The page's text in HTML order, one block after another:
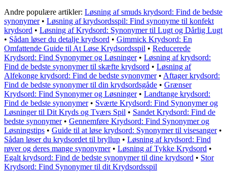
Andre populære artikler: Løsning af smuds krydsord: Find de bedste
synonymer• Løsning af krydsordsspil: Find synonyme til konfekt
krydsord • Løsning af Krydsord: Synonymer til Lugt og Dårlig Lugt
• Sådan løser du detalje krydsord • Gimmick Krydsord: En
Omfattende Guide til At Løse Krydsordsspil • Reducerede
Krydsord: Find Synonymer og Løsninger• Løsning af krydsord:
Find de bedste synonymer til skæfte krydsord • Løsning af
Alfekonge krydsord: Find de bedste synonymer• Aftager krydsord:
Find de bedste synonymer til din krydsordsgåde • Grænser
Krydsord: Find Synonymer og Løsninger• Landtange krydsord:
Find de bedste synonymer• Sværte Krydsord: Find Synonymer og
Løsninger til Dit Kryds og Tværs Spil • Sandet Krydsord: Find de
bedste synonymer• Gennemføre Krydsord: Find Synonymer og
Løsningstips • Guide til at løse krydsord: Synonymer til visesanger•
Sådan løser du krydsordet til bryllup • Løsning af krydsord: Find
røver og deres mange synonymer• Løsning af Tykke Krydsord •
Egalt krydsord: Find de bedste synonymer til dine krydsord • Stor
Krydsord: Find Synonymer til dit Krydsordsspil